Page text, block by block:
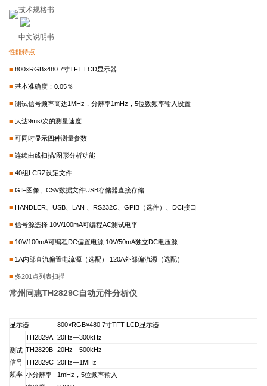
技术规格书
中文说明书
性能特点
■ 800×RGB×480 7寸TFT LCD显示器
■基本准确度：0.05％
■测试信号频率高达1MHz，分辨率1mHz，5位数频率输入设置
■ 大达9ms/次的测量速度
■可同时显示四种测量参数
■连续曲线扫描/图形分析功能
■40组LCRZ设定文件
■ GIF图像、CSV数据文件USB存储器直接存储
■ HANDLER 、USB、LAN 、RS232C、GPIB（选件）、DCI接口
■ 信号源选择 10V/100mA可编程AC测试电平
■ 10V/100mA可编程DC偏置电源 10V/50mA独立DC电压源
■ 1A内部直流偏置电流源（选配） 120A外部偏流源（选配）
■ 多201点列表扫描
常州同惠TH2829C自动元件分析仪
显示器 800×RGB×480 7寸TFT LCD显示器
测试
信号
频率
TH2829A 20Hz—300kHz
TH2829B
20Hz—500kHz
TH2829C 20Hz—1MHz
小分辨率
1mHz ，5位频率输入